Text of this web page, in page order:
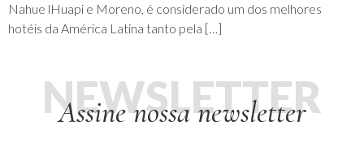
Nahue lHuapi e Moreno, é considerado um dos melhores
hotéis da América Latina tanto pela […]
Assine nossa newsletter
NEWSLETTER